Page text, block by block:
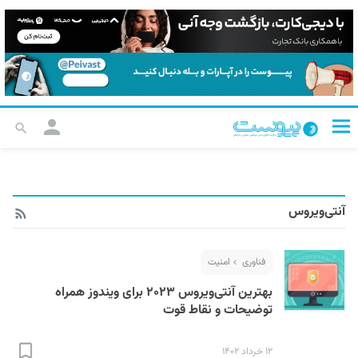
آنتی‌ویروس
فناوری امنیت
بهترین آنتی‌ویروس ۲۰۲۳ برای ویندوز همراه
توضیحات و نقاط قوت
۱۲ خرداد ۱۴۰۲